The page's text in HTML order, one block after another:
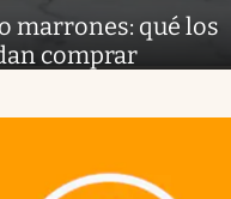
marrones: qué los
comprar